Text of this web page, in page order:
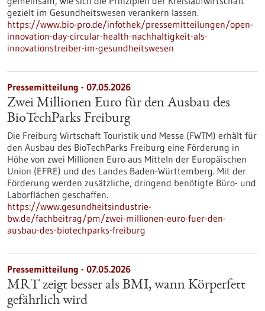
gezielt im Gesundheitswesen verankern lassen.
https://www.bio-pro.de/infothek/pressemitteilungen/open-
innovation-day-circular-health-nachhaltigkeit-als-
innovationstreiber-im-gesundheitswesen
Pressemitteilung - 07.05.2026
Zwei Millionen Euro für den Ausbau des
BioTechParks Freiburg
Die Freiburg Wirtschaft Touristik und Messe (FWTM) erhält für
den Ausbau des BioTechParks Freiburg eine Förderung in
Höhe von zwei Millionen Euro aus Mitteln der Europäischen
Union (EFRE) und des Landes Baden-Württemberg. Mit der
Förderung werden zusätzliche, dringend benötigte Büro- und
Laborflächen geschaffen.
https://www.gesundheitsindustrie-
bw.de/fachbeitrag/pm/zwei-millionen-euro-fuer-den-
ausbau-des-biotechparks-freiburg
Pressemitteilung - 07.05.2026
MRT zeigt besser als BMI, wann Körperfett
gefährlich wird